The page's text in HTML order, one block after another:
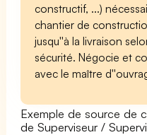
constructif, ...)
chantier de
jusqu''à la livraison
sécurité. Négocie et
avec le maître
Exemple de source de
de Superviseur /